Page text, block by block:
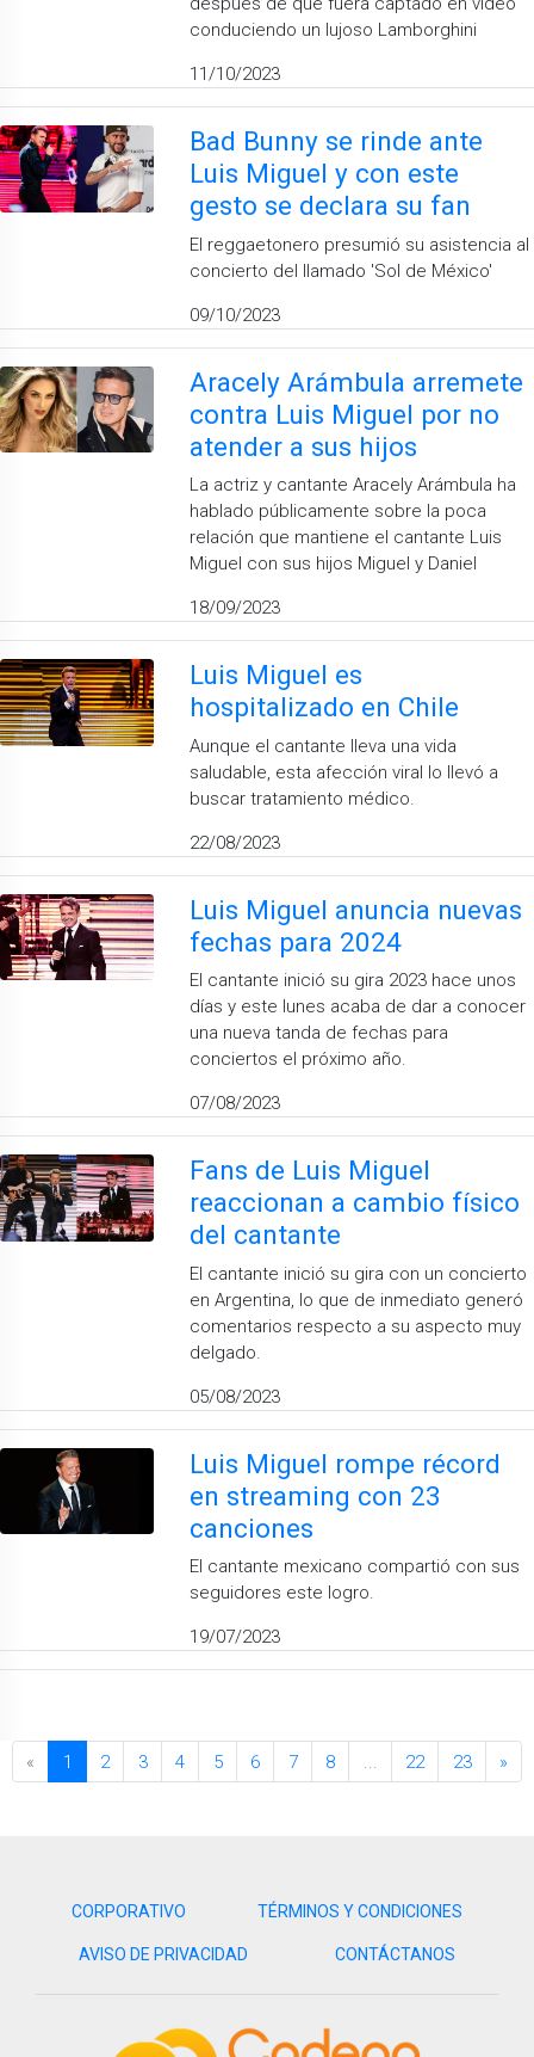
conduciendo un lujoso Lamborghini
11/10/2023
Bad Bunny se rinde ante
Luis Miguel y con este
gesto se declara su fan
El reggaetonero presumió su asistencia al
concierto del llamado 'Sol de México'
09/10/2023
Aracely Arámbula arremete
contra Luis Miguel por no
atender a sus hijos
La actriz y cantante Aracely Arámbula ha
hablado públicamente sobre la poca
relación que mantiene el cantante Luis
Miguel con sus hijos Miguel y Daniel
18/09/2023
Luis Miguel es
hospitalizado en Chile
Aunque el cantante lleva una vida
saludable, esta afección viral lo llevó a
buscar tratamiento médico.
22/08/2023
Luis Miguel anuncia nuevas
fechas para 2024
El cantante inició su gira 2023 hace unos
días y este lunes acaba de dar a conocer
una nueva tanda de fechas para
conciertos el próximo año.
07/08/2023
Fans de Luis Miguel
reaccionan a cambio físico
del cantante
El cantante inició su gira con un concierto
en Argentina, lo que de inmediato generó
comentarios respecto a su aspecto muy
delgado.
05/08/2023
Luis Miguel rompe récord
en streaming con 23
canciones
El cantante mexicano compartió con sus
seguidores este logro.
19/07/2023
« 1 2 3 4 5 6 7 8 22 23 »
CORPORATIVO TÉRMINOS Y CONDICIONES
AVISO DE PRIVACIDAD CONTÁCTANOS